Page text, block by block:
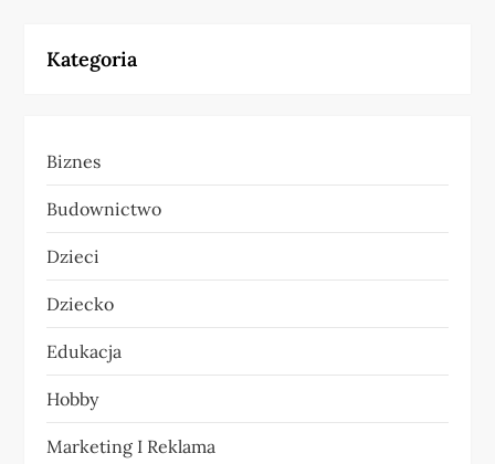
g
c
j
a
w
p
i
Kategoria
Biznes
Budownictwo
Dzieci
Dziecko
Edukacja
Hobby
Marketing I Reklama